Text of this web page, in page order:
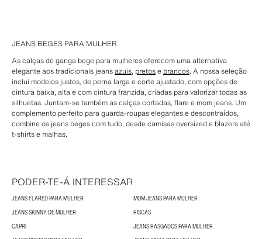
JEANS BEGES PARA MULHER
As calças de ganga bege para mulheres oferecem uma alternativa
elegante aos tradicionais jeansazuis, pretose brancos. A nossa seleção
inclui modelos justos, de perna larga e corte ajustado, com opções de
cintura baixa, alta e com cintura franzida, criadas para valorizar todas as
silhuetas. Juntam-se também as calças cortadas, flare e mom jeans. Um
complemento perfeito para guarda-roupas elegantes e descontraídos,
combine os jeans beges com tudo, desde camisas oversized e blazers até
t-shirts e malhas.
PODER-TE-Á INTERESSAR
JEANS FLARED PARA MULHER
MOM JEANS PARA MULHER
JEANS SKINNY DE MULHER
RISCAS
CAPRI
JEANS RASGADOS PARA MULHER